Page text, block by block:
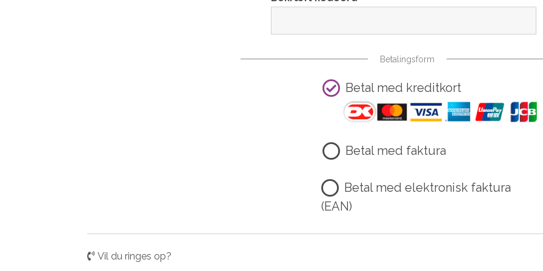
Betalingsform
Betal med kreditkort
Betal med faktura
Betal med elektronisk faktura
(EAN)
Vil du ringes op?